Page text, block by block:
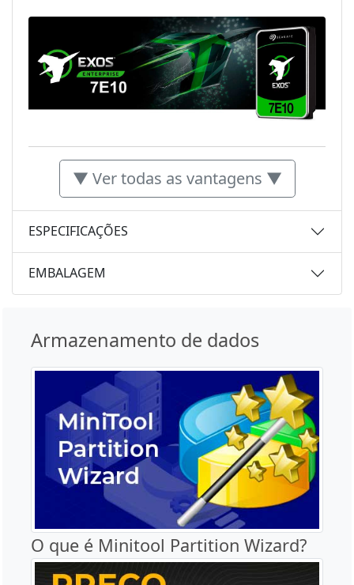
▼ Ver todas as vantagens ▼
ESPECIFICAÇÕES
EMBALAGEM
Armazenamento de dados
O que é Minitool Partition Wizard?